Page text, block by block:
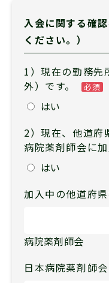
入会に関する確
ください。）
1）現在の勤務先
外）です。
必須
はい
2）現在、他道府
病院薬剤師会に加
はい
加入中の他道府
病院薬剤師会
日本病院薬剤師